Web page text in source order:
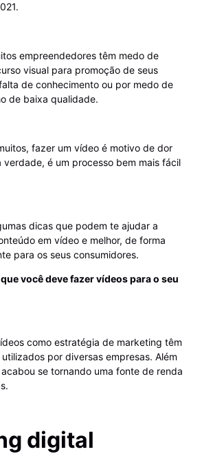
empreendedores têm medo de
visual para promoção de seus
de conhecimento ou por medo de
de baixa qualidade.
fazer um vídeo é motivo de dor
verdade, é um processo bem mais fácil
dicas que podem te ajudar a
em vídeo e melhor, de forma
para os seus consumidores.
você deve fazer vídeos para o seu
como estratégia de marketing têm
por diversas empresas. Além
se tornando uma fonte de renda
digital